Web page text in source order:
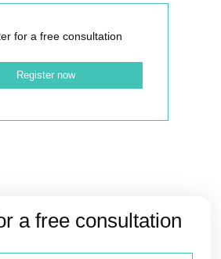
for a free consultation
Register now
a free consultation